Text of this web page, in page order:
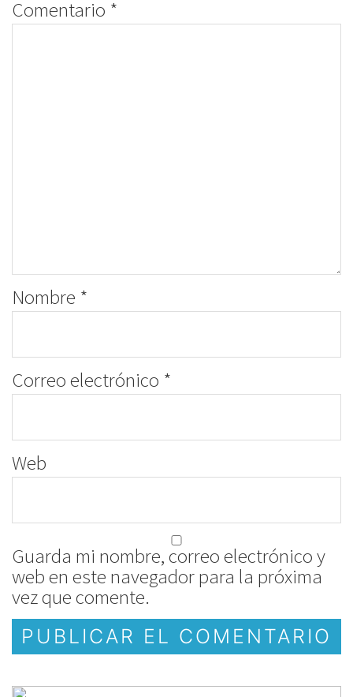
Comentario *
Nombre *
Correo electrónico *
Web
Guarda mi nombre, correo electrónico y
web en este navegador para la próxima
vez que comente.